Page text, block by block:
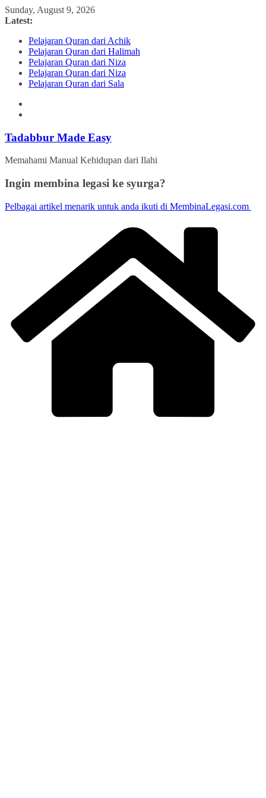
Skip
to
Sunday, August 9, 2026
Latest:
Pelajaran Quran dari Achik
Pelajaran Quran dari Halimah
Pelajaran Quran dari Niza
Pelajaran Quran dari Niza
Pelajaran Quran dari Sala
Tadabbur Made Easy
Memahami Manual Kehidupan dari Ilahi
Ingin membina legasi ke syurga?
Pelbagai artikel menarik untuk anda ikuti di MembinaLegasi.com